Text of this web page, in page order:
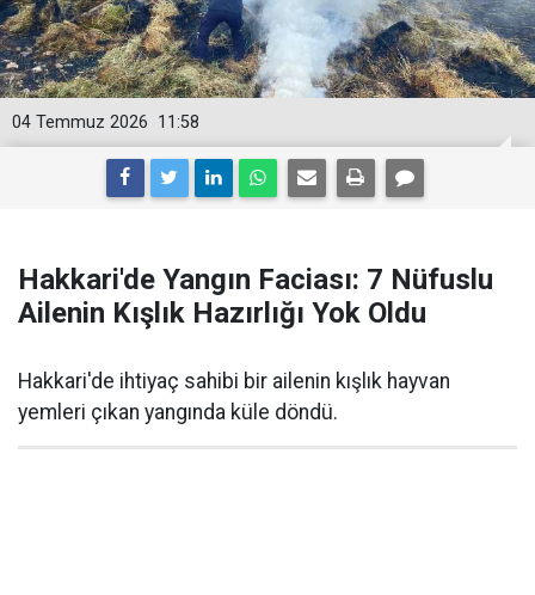
11:58
04 Temmuz 2026
Hakkari'de Yangın Faciası: 7 Nüfuslu
Ailenin Kışlık Hazırlığı Yok Oldu
Hakkari'de ihtiyaç sahibi bir ailenin kışlık hayvan
yemleri çıkan yangında küle döndü.